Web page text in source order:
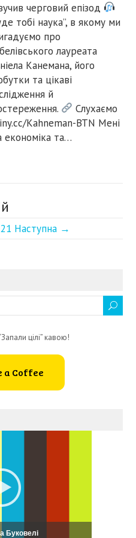
черговий епізод
тобі наука”, в якому ми
про
лауреата
Канемана, його
та цікаві
й
Cлухаємо
Kahneman-BTN Мені
економіка та…
21 Наступна →
цілі” кавою!
a Coffee